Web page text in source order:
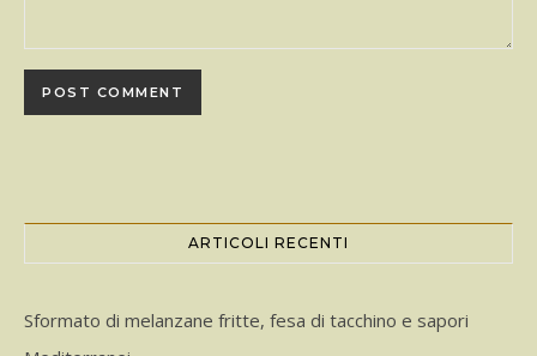
ARTICOLI RECENTI
Sformato di melanzane fritte, fesa di tacchino e sapori